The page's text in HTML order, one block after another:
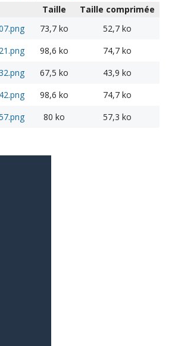
Taille
Taille comprimée
73,7 ko
52,7 ko
98,6 ko
74,7 ko
67,5 ko
43,9 ko
98,6 ko
74,7 ko
80 ko 57,3 ko